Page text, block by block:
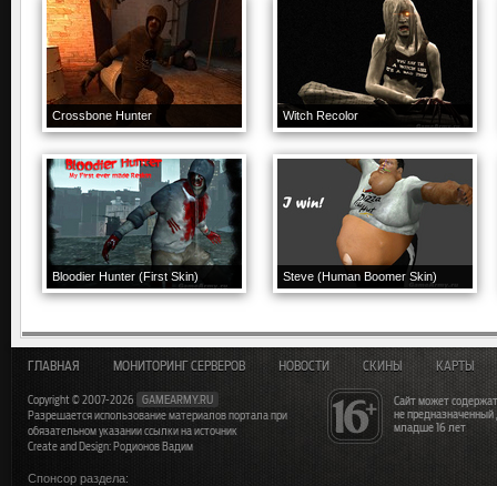
Crossbone Hunter Witch Recolor
Bloodier Hunter (First Skin) Steve (Human Boomer Skin)
Сайт может
не
младше 16 лет
ГЛАВНАЯ МОНИТОРИНГ СЕРВЕРОВ НОВОСТИ СКИНЫ КАРТЫ
Copyright © 2007-2026
GAMEARMY.RU
Разрешается использование материалов портала при
обязательном указании ссылки на источник
Create and Design: Родионов Вадим
Спонсор раздела: